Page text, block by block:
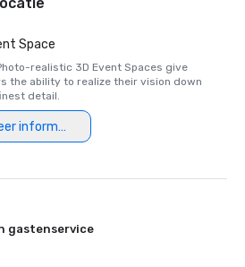
Space
realistic 3D Event Spaces give
the ability to realize their vision down
detail.
informatie
gastenservice